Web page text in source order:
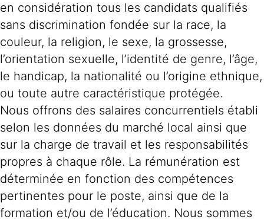
en considération tous les candidats qualifiés
sans discrimination fondée sur la race, la
couleur, la religion, le sexe, la grossesse,
l’orientation sexuelle, l’identité de genre, l’âge,
le handicap, la nationalité ou l’origine ethnique,
ou toute autre caractéristique protégée.
Nous offrons des salaires concurrentiels établi
selon les données du marché local ainsi que
sur la charge de travail et les responsabilités
propres à chaque rôle. La rémunération est
déterminée en fonction des compétences
pertinentes pour le poste, ainsi que de la
formation et/ou de l’éducation. Nous sommes